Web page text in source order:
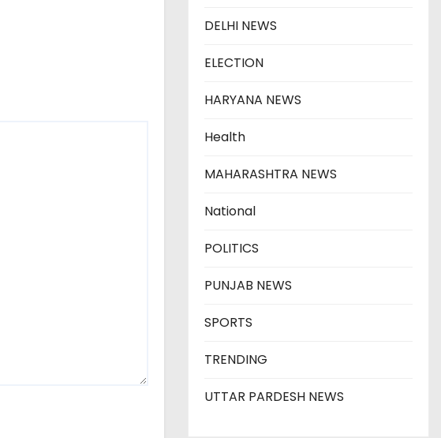
DELHI NEWS
ELECTION
HARYANA NEWS
Health
MAHARASHTRA NEWS
National
POLITICS
PUNJAB NEWS
SPORTS
TRENDING
UTTAR PARDESH NEWS